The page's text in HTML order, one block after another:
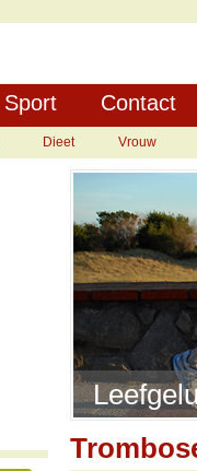
Sport Contact
Dieet Vrouw